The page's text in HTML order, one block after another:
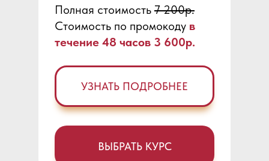
УЗНАТЬ ПОДРОБНЕЕ
ВЫБРАТЬ КУРС
Полная стоимость 7 200р.
Стоимость по промокоду в
течение 48 часов 3 600р.